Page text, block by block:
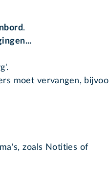
.
moet vervangen,
zoals Notities of